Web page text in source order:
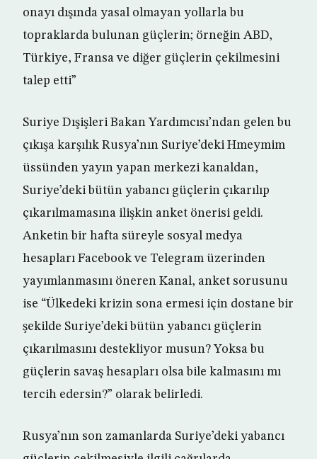
onayı dışında yasal olmayan yollarla bu
topraklarda bulunan güçlerin; örneğin ABD,
Türkiye, Fransa ve diğer güçlerin çekilmesini
talep etti”
Suriye Dışişleri Bakan Yardımcısı’ndan gelen bu
çıkışa karşılık Rusya’nın Suriye’deki Hmeymim
üssünden yayın yapan merkezi kanaldan,
Suriye’deki bütün yabancı güçlerin çıkarılıp
çıkarılmamasına ilişkin anket önerisi geldi.
Anketin bir hafta süreyle sosyal medya
hesapları Facebook ve Telegram üzerinden
yayımlanmasını öneren Kanal, anket sorusunu
ise “Ülkedeki krizin sona ermesi için dostane bir
şekilde Suriye’deki bütün yabancı güçlerin
çıkarılmasını destekliyor musun? Yoksa bu
güçlerin savaş hesapları olsa bile kalmasını mı
tercih edersin?” olarak belirledi.
Rusya’nın son zamanlarda Suriye’deki yabancı